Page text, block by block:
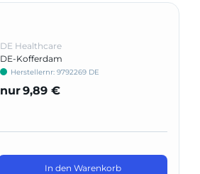
DE Healthcare
DE-Kofferdam
Herstellernr: 9792269 DE
nur9,89 €
In den Warenkorb